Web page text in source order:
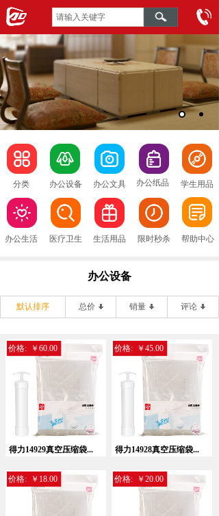
分类 办公设备 办公文具 办公纸品 学生用品
限时秒杀 帮助中心
办公生活 生活用品
医疗卫生
办公设备
默认排序 总价 销量 评论
得力14929真空压缩袋...
价格: ￥60.00
得力14928真空压缩袋...
价格: ￥45.00
价格: ￥18.00 价格: ￥20.00